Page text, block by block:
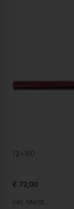
12×150
€ 72,00
inkl. MwSt.